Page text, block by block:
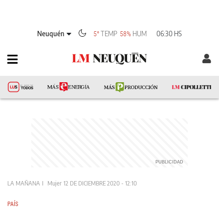
Neuquén 5°TEMP 58% HUM 06:30 HS
LA MAÑANA Mujer 12 DE DICIEMBRE 2020 - 12:10
PAÍS